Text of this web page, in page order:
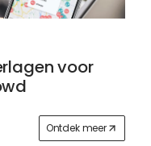
voor
Ontdek meer